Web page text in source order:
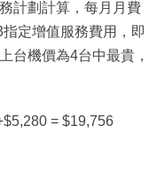
計劃計算，每月月費
定增值服務費用，即
台機價為4台中最貴，
= $19,756